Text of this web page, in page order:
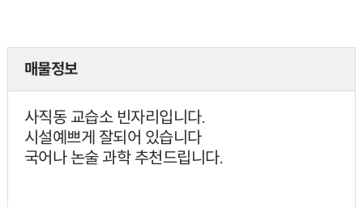
매물정보
사직동 교습소 빈자리입니다.
시설예쁘게 잘되어 있습니다
국어나 논술 과학 추천드립니다.